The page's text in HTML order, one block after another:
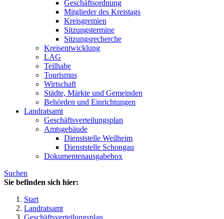
Geschäftsordnung
Mitglieder des Kreistags
Kreisgremien
Sitzungstermine
Sitzungsrecherche
Kreisentwicklung
LAG
Teilhabe
Tourismus
Wirtschaft
Städte, Märkte und Gemeinden
Behörden und Einrichtungen
Landratsamt
Geschäftsverteilungsplan
Amtsgebäude
Dienststelle Weilheim
Dienststelle Schongau
Dokumentenausgabebox
Suchen
Sie befinden sich hier:
Start
Landratsamt